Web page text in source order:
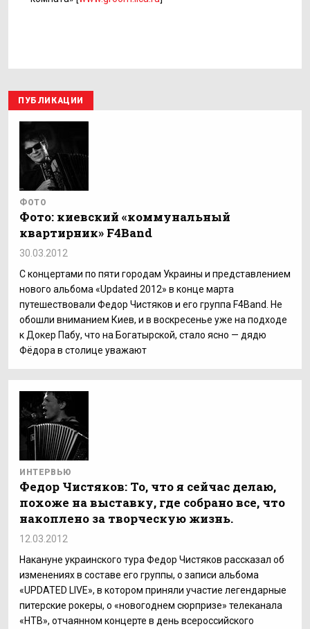
ПУБЛИКАЦИИ
ФОТО
Фото: киевский «коммунальный
квартирник» F4Band
30.03.2012
С концертами по пяти городам Украины и представлением
нового альбома «Updated 2012» в конце марта
путешествовали Федор Чистяков и его группа F4Band. Не
обошли вниманием Киев, и в воскресенье уже на подходе
к Докер Пабу, что на Богатырской, стало ясно — дядю
Фёдора в столице уважают
ИНТЕРВЬЮ
Федор Чистяков: То, что я сейчас делаю,
похоже на выставку, где собрано все, что
накоплено за творческую жизнь.
12.03.2012
Накануне украинского тура Федор Чистяков рассказал об
изменениях в составе его группы, о записи альбома
«UPDATED LIVE», в котором приняли участие легендарные
питерские рокеры, о «новогоднем сюрпризе» телеканала
«НТВ», отчаянном концерте в день всероссийского